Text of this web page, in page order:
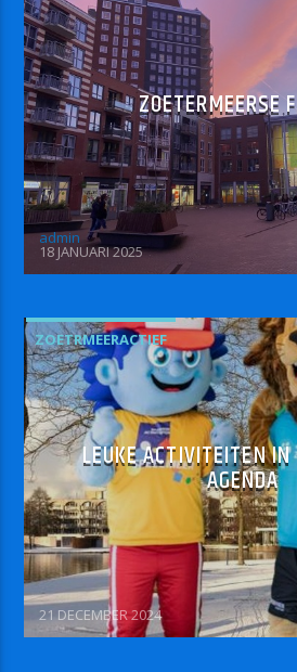
ZOETERMEERSE
admin
18 JANUARI 2025
ZOETRMEERACTIEF
LEUKE ACTIVITEITEN
AGENDA
21 DECEMBER 2024